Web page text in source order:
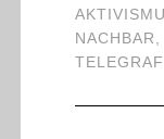
NACHBAR ,